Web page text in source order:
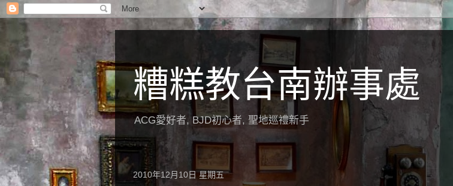
糟糕教台南辦事處
ACG愛好者, BJD初心者, 聖地巡禮新手
2010年12月10日 星期五